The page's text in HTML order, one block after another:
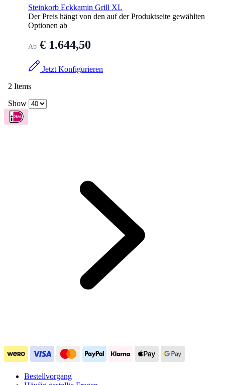
Steinkorb Eckkamin Grill XL
Der Preis hängt von den auf der Produktseite gewählten
Optionen ab
Ab € 1.644,50
Jetzt Konfigurieren
2 Items
Show
Bestellvorgang